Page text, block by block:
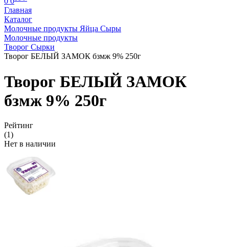
Главная
Каталог
Молочные продукты Яйца Сыры
Молочные продукты
Творог Сырки
Творог БЕЛЫЙ ЗАМОК бзмж 9% 250г
Творог БЕЛЫЙ ЗАМОК
бзмж 9% 250г
Рейтинг
(1)
Нет в наличии